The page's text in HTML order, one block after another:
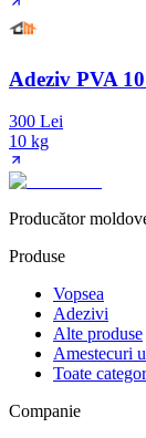
Adeziv PVA
300 Lei
10 kg
Producător
Produse
Vopsea
Adezivi
Alte produse
Amestecuri
Toate
Companie